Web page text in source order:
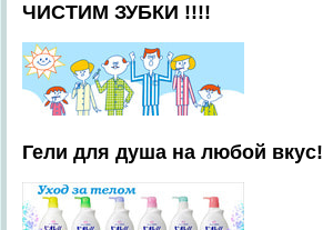
ЧИСТИМ ЗУБКИ !!!!
Гели для душа на любой вкус!